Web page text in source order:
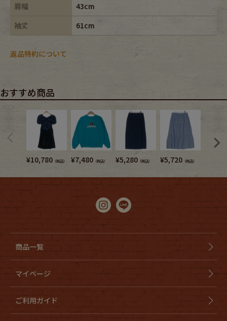
肩幅
43cm
袖丈
61cm
返品特約について
おすすめ商品
¥10,780 （税込） ¥7,480 （税込） ¥5,280 （税込） ¥5,720 （税込）
商品一覧
マイページ
ご利用ガイド